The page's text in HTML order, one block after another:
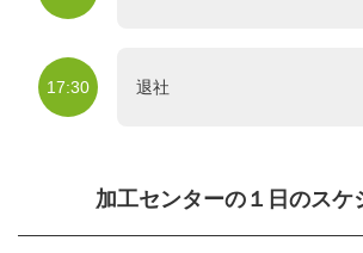
17:30 退社
加工センターの１日のスケ